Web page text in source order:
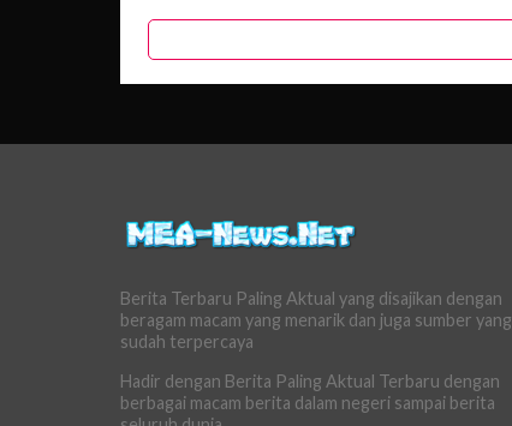
Berita Terbaru Paling Aktual yang disajikan dengan
beragam macam yang menarik dan juga sumber yang
sudah terpercaya
Hadir dengan Berita Paling Aktual Terbaru dengan
berbagai macam berita dalam negeri sampai berita